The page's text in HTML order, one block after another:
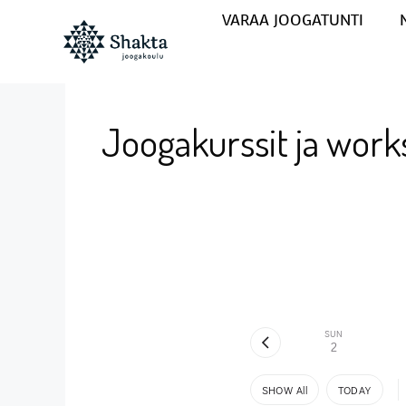
VARAA JOOGATUNTI
Joogakurssit ja
SUN
2
SHOW All TODAY